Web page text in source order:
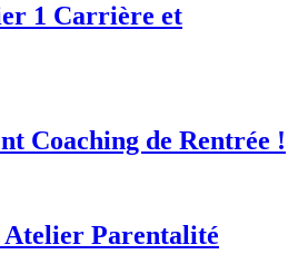
1 Carrière et
Coaching de Rentrée !
Parentalité